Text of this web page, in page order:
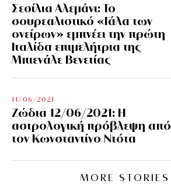
Σεσίλια Αλεμάνι: Το
σουρεαλιστικό «Γάλα των
ονείρων» εμπνέει την πρώτη
Ιταλίδα επιμελήτρια της
Μπιενάλε Βενετίας
11/06/2021
Ζώδια 12/06/2021: Η
αστρολογική πρόβλεψη από
τον Κωνσταντίνο Ντότα
MORE STORIES